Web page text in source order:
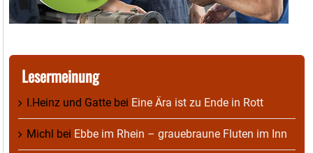
Lesermeinung
I.Heinz und Gatte bei Eine Ära ist zu Ende in Rott
Michl bei Ebbe im Rhein – grauebraune Fluten im Inn